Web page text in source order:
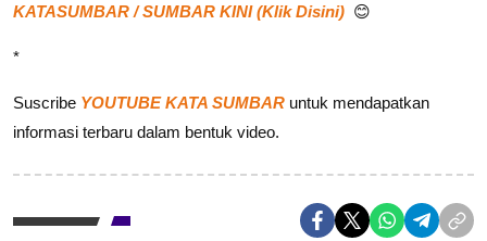
KATASUMBAR / SUMBAR KINI (Klik Disini) 😊
*
Suscribe YOUTUBE KATA SUMBAR untuk mendapatkan
informasi terbaru dalam bentuk video.